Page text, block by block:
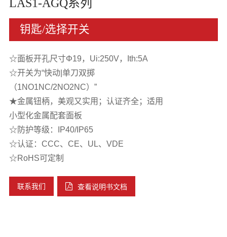
LAS1-AGQ系列
钥匙/选择开关
☆面板开孔尺寸Φ19，Ui:250V，Ith:5A
☆开关为“快动|单刀双掷
（1NO1NC/2NO2NC）”
★金属钮柄，美观又实用；认证齐全；适用
小型化金属配套面板
☆防护等级：IP40/IP65
☆认证：CCC、CE、UL、VDE
☆RoHS可定制
联系我们 查看说明书文档